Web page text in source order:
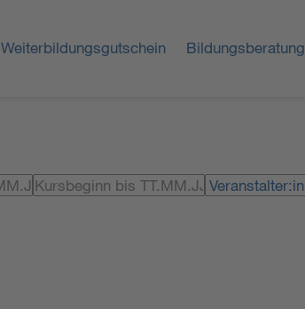
Weiterbildungsgutschein Bildungsberatung